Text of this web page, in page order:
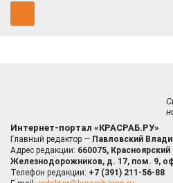
Интернет-портал «КРАСРАБ.РУ»
Главный редактор — Павловский
Адрес редакции: 660075, Красноярский
Железнодорожников, д. 17, пом. 9,
Телефон редакции: +7 (391) 211-56-88